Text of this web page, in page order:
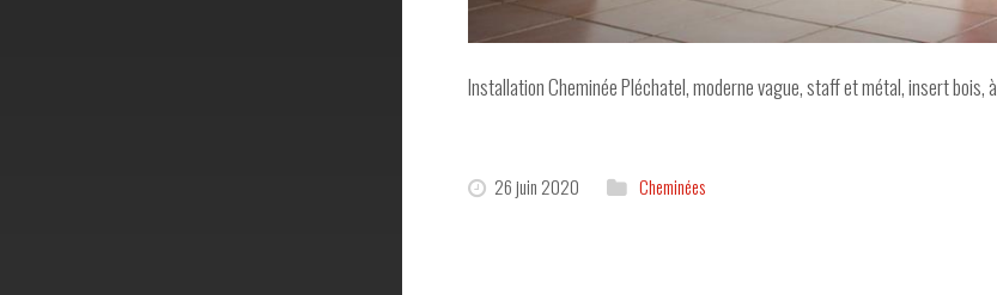
Installation Cheminée Pléchatel, moderne vague, staff et métal, insert bois, à
26 juin 2020 Cheminées